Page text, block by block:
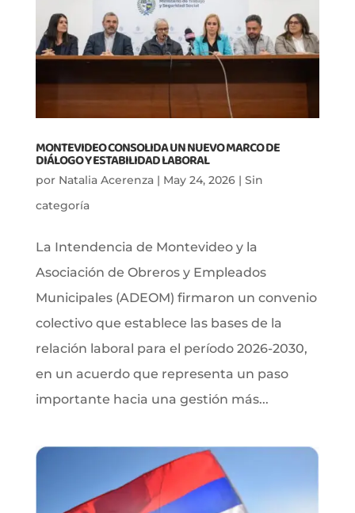
MONTEVIDEO CONSOLIDA UN NUEVO MARCO DE
DIÁLOGO Y ESTABILIDAD LABORAL
por Natalia Acerenza| May 24, 2026| Sin
categoría
La Intendencia de Montevideo y la
Asociación de Obreros y Empleados
Municipales (ADEOM) firmaron un convenio
colectivo que establece las bases de la
relación laboral para el período 2026-2030,
en un acuerdo que representa un paso
importante hacia una gestión más...